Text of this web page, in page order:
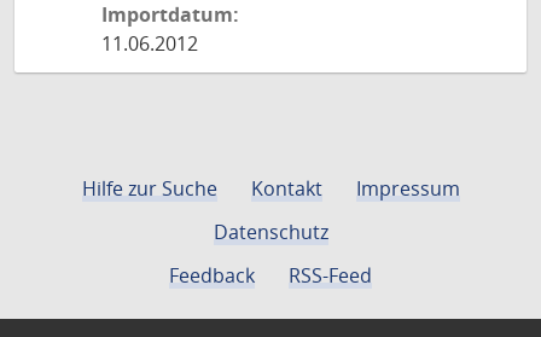
Importdatum:
11.06.2012
Hilfe zur Suche Kontakt
Impressum
Datenschutz
Feedback
RSS-Feed